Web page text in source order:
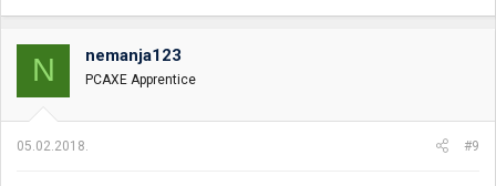
N nemanja123
PCAXE Apprentice
05.02.2018. #9